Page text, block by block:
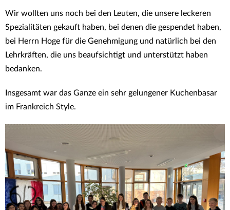
Wir wollten uns noch bei den Leuten, die unsere leckeren
Spezialitäten gekauft haben, bei denen die gespendet haben,
bei Herrn Hoge für die Genehmigung und natürlich bei den
Lehrkräften, die uns beaufsichtigt und unterstützt haben
bedanken.
Insgesamt war das Ganze ein sehr gelungener Kuchenbasar
im Frankreich Style.